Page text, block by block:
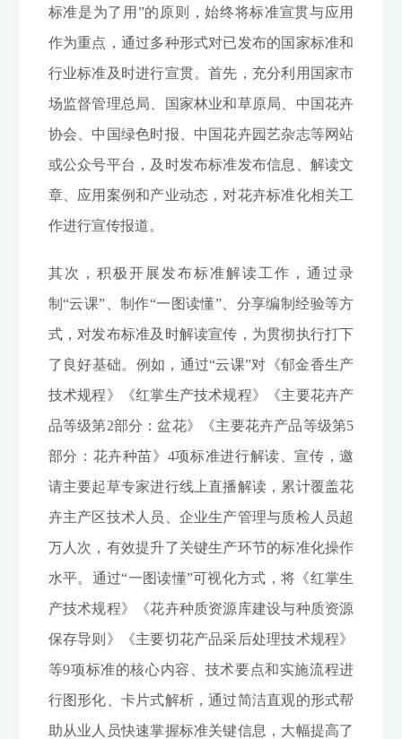
标准是为了用”的原则，始终将标准宣贯与应用
作为重点，通过多种形式对已发布的国家标准和
行业标准及时进行宣贯。首先，充分利用国家市
场监督管理总局、国家林业和草原局、中国花卉
协会、中国绿色时报、中国花卉园艺杂志等网站
或公众号平台，及时发布标准发布信息、解读文
章、应用案例和产业动态，对花卉标准化相关工
作进行宣传报道。
其次，积极开展发布标准解读工作，通过录
制“云课”、制作“一图读懂”、分享编制经验等方
式，对发布标准及时解读宣传，为贯彻执行打下
了良好基础。例如，通过“云课”对《郁金香生产
技术规程》《红掌生产技术规程》《主要花卉产
品等级第2部分：盆花》《主要花卉产品等级第5
部分：花卉种苗》4项标准进行解读、宣传，邀
请主要起草专家进行线上直播解读，累计覆盖花
卉主产区技术人员、企业生产管理与质检人员超
万人次，有效提升了关键生产环节的标准化操作
水平。通过“一图读懂”可视化方式，将《红掌生
产技术规程》《花卉种质资源库建设与种质资源
保存导则》《主要切花产品采后处理技术规程》
等9项标准的核心内容、技术要点和实施流程进
行图形化、卡片式解析，通过简洁直观的形式帮
助从业人员快速掌握标准关键信息，大幅提高了